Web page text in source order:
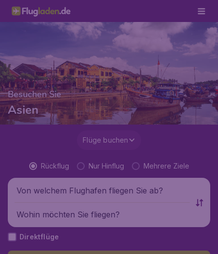
Besuchen Sie
Asien
Flüge buchen
Rückflug Nur Hinflug Mehrere Ziele
Von welchem Flughafen fliegen Sie ab?
Wohin möchten Sie fliegen?
Direktflüge